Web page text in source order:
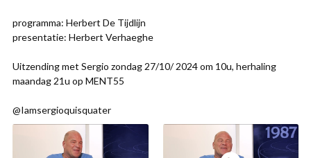
programma: Herbert De Tijdlijn
presentatie: Herbert Verhaeghe
Uitzending met Sergio zondag 27/10/ 2024 om 10u, herhaling
maandag 21u op MENT55
@Iamsergioquisquater